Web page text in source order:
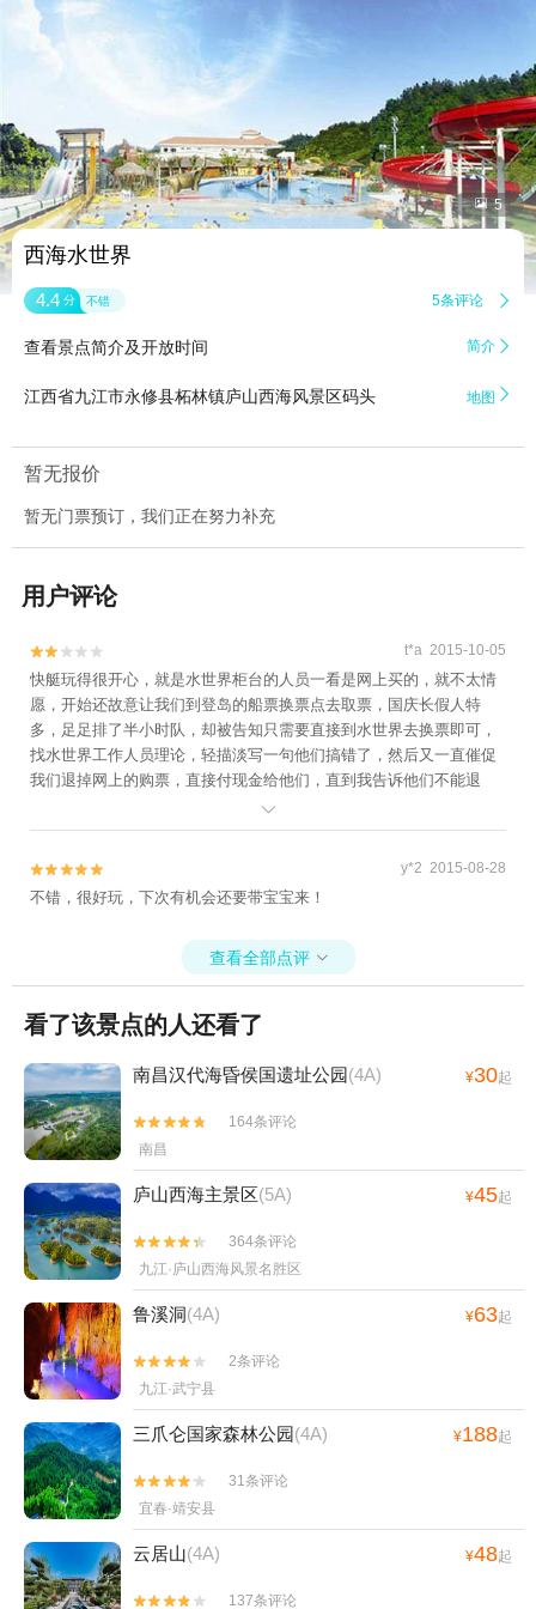
 5
西海水世界
4.4 分 不错 5条评论 
查看景点简介及开放时间 简介 
江西省九江市永修县柘林镇庐山西海风景区码头 地图 
暂无报价
暂无门票预订，我们正在努力补充
用户评论

 t*a 2015-10-05
快艇玩得很开心，就是水世界柜台的人员一看是网上买的，就不太情
愿，开始还故意让我们到登岛的船票换票点去取票，国庆长假人特
多，足足排了半小时队，却被告知只需要直接到水世界去换票即可，
找水世界工作人员理论，轻描淡写一句他们搞错了，然后又一直催促
我们退掉网上的购票，直接付现金给他们，直到我告诉他们不能退
票，他们才不情不愿给我们换票。虽然每张票便宜了20,但前后耽误了
40分钟，还搞坏了心情，真心不推荐。


 y*2 2015-08-28
不错，很好玩，下次有机会还要带宝宝来！
查看全部点评 
看了该景点的人还看了
南昌汉代海昏侯国遗址公园(4A) ¥30起


164条评论
南昌
庐山西海主景区(5A) ¥45起


364条评论
九江·庐山西海风景名胜区
鲁溪洞(4A) ¥63起


2条评论
九江·武宁县
三爪仑国家森林公园(4A) ¥188起


31条评论
宜春·靖安县
云居山(4A) ¥48起

 137条评论